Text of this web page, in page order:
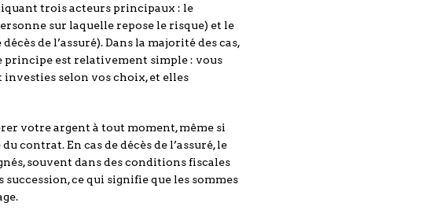
trois acteurs principaux : le
sur laquelle repose le risque) et le
de l’assuré). Dans la majorité des cas,
principe est relativement simple : vous
investies selon vos choix, et elles
votre argent à tout moment, même si
contrat. En cas de décès de l’assuré, le
souvent dans des conditions fiscales
ce qui signifie que les sommes